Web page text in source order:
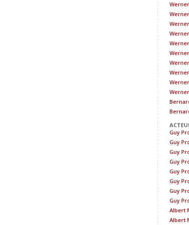
Guy
Guy
Guy
Guy
Guy
Guy
Guy
Guy
Albert
Albert